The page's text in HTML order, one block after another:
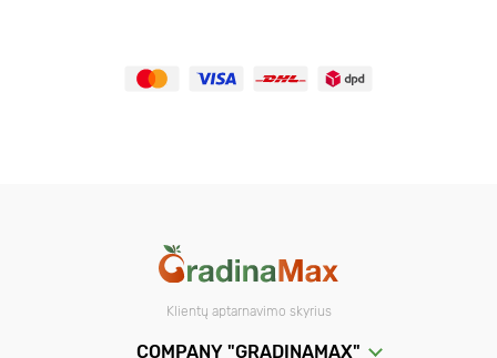
Klientų aptarnavimo skyrius
COMPANY "GRADINAMAX"